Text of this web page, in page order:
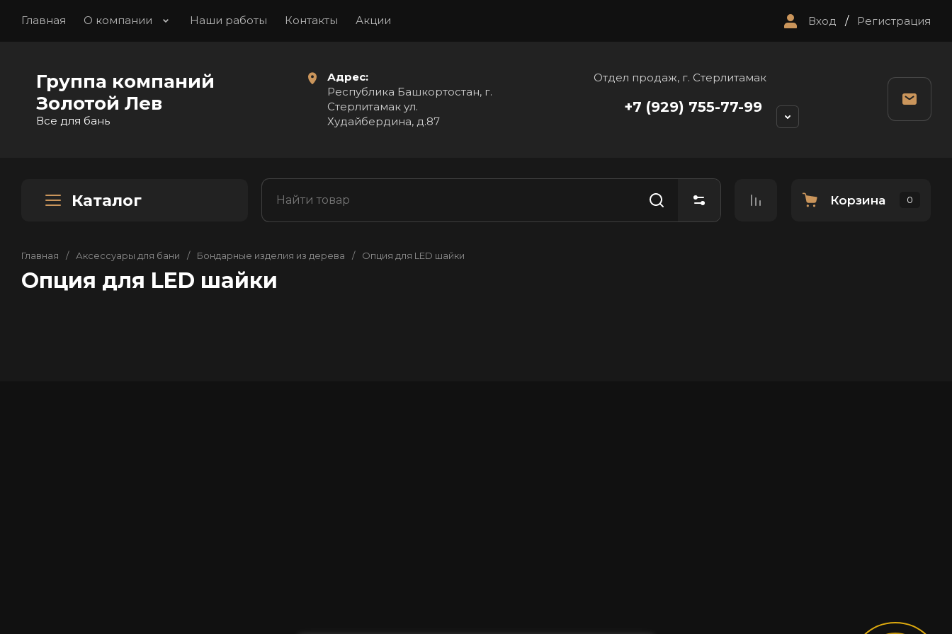
Главная О компании Наши работы Контакты Акции Вход / Регистрация
Группа компаний
Золотой Лев
Все для бань
Адрес:
Республика Башкортостан, г.
Стерлитамак ул.
Худайбердина, д.87
Отдел продаж, г. Стерлитамак
+7 (929) 755-77-99
Каталог Корзина 0
Главная / Аксессуары для бани / Бондарные изделия из дерева / Опция для LED шайки
Опция для LED шайки